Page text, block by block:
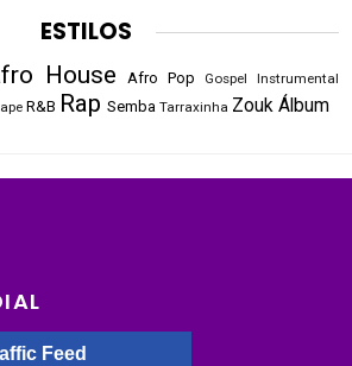
ESTILOS
House Afro Pop Gospel Instrumental
R&B Rap Semba Tarraxinha Zouk Álbum
Feed